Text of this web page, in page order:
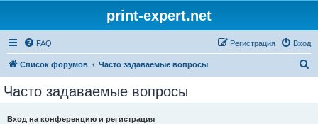
print-expert.net
FAQ Вход
Регистрация
Список форумов Часто задаваемые вопросы
Часто задаваемые вопросы
Вход на конференцию и регистрация